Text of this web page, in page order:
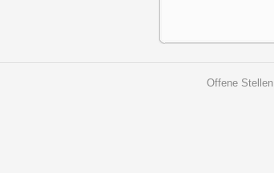
Offene Stellen